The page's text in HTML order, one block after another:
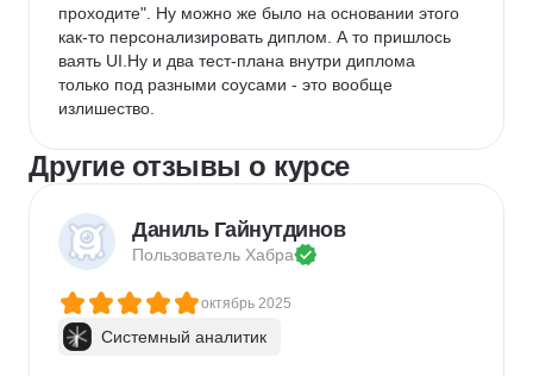
проходите". Ну можно же было на основании этого
как-то персонализировать диплом. А то пришлось
ваять UI.Ну и два тест-плана внутри диплома
только под разными соусами - это вообще
излишество.
Другие отзывы о курсе
Даниль Гайнутдинов
Пользователь Хабра
октябрь 2025
Системный аналитик